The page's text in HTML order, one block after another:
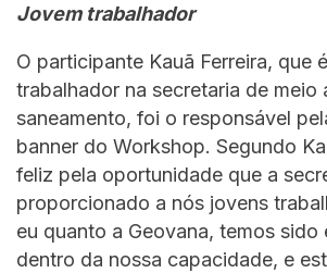
Jovem trabalhador
O participante Kauã Ferreira, que
trabalhador na secretaria de meio
saneamento, foi o responsável
banner do Workshop. Segundo
feliz pela oportunidade que a
proporcionado a nós jovens
eu quanto a Geovana, temos sido
dentro da nossa capacidade, e